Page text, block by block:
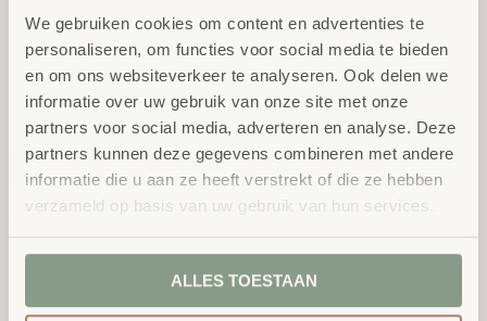
We gebruiken cookies om content en advertenties te
personaliseren, om functies voor social media te bieden
en om ons websiteverkeer te analyseren. Ook delen we
informatie over uw gebruik van onze site met onze
partners voor social media, adverteren en analyse. Deze
partners kunnen deze gegevens combineren met andere
informatie die u aan ze heeft verstrekt of die ze hebben
verzameld op basis van uw gebruik van hun services.
ALLES TOESTAAN
Lichaams danszak,
blauw, 155 x 70 cm
BTW
Lichaams danszak, rood,
140 x 70 cm
BTW